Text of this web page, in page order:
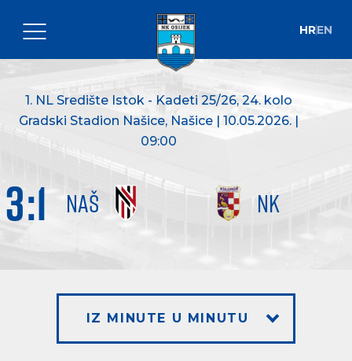
HREN
1. NL Središte Istok - Kadeti 25/26, 24. kolo
Gradski Stadion Našice, Našice | 10.05.2026. |
09:00
NAŠ NK
3:1
IZ MINUTE U MINUTU